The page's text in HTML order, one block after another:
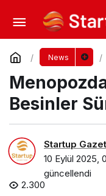
News
Besinler
Startup
10 Eylül 2025,
güncellendi
2.300
Kadın
Yorum Yap